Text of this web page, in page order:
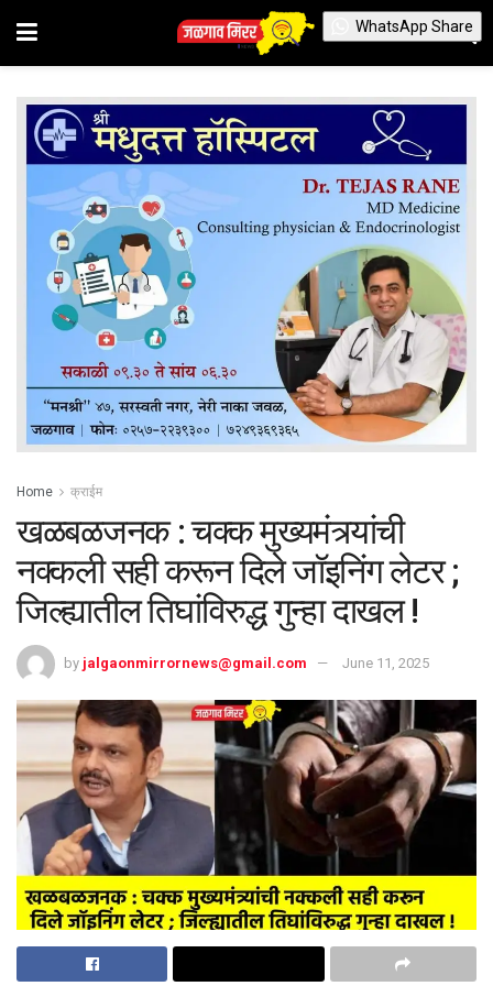
Home क्राईम
खळबळजनक : चक्क मुख्यमंत्र्यांची
नक्कली सही करून दिले जॉइनिंग लेटर ;
जिल्ह्यातील तिघांविरुद्ध गुन्हा दाखल !
by jalgaonmirrornews@gmail.com June 11, 2025
WhatsApp Share